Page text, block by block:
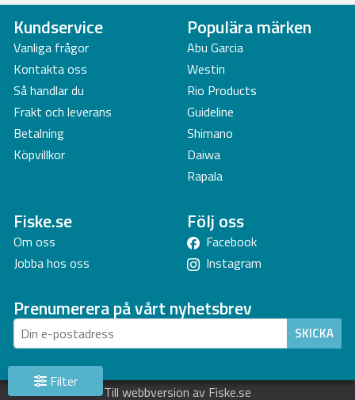
Filter
Kundservice
Vanliga frågor
Kontakta oss
Så handlar du
Frakt och leverans
Betalning
Köpvillkor
Populära märken
Abu Garcia
Westin
Rio Products
Guideline
Shimano
Daiwa
Rapala
Fiske.se
Om oss
Jobba hos oss
Följ oss
Facebook
Instagram
Prenumerera på vårt nyhetsbrev
SKICKA
Till webbversion av Fiske.se